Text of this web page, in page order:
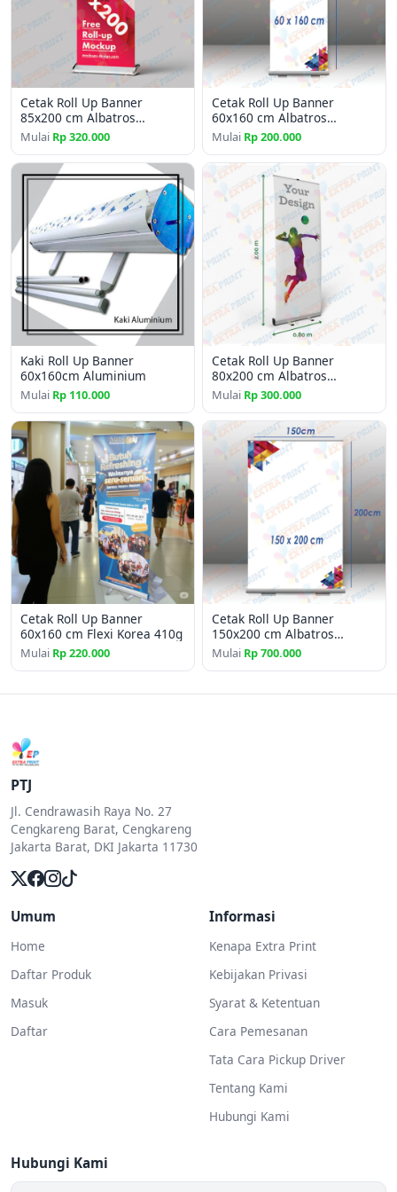
Cetak Roll Up Banner
85x200 cm Albatros
Laminating Matte
Mulai Rp 320.000
Cetak Roll Up Banner
60x160 cm Albatros
Laminating Glossy
Mulai Rp 200.000
Kaki Roll Up Banner
60x160cm Aluminium
Mulai Rp 110.000
Cetak Roll Up Banner
80x200 cm Albatros
Laminating Glossy
Mulai Rp 300.000
Cetak Roll Up Banner
60x160 cm Flexi Korea 410g
Mulai Rp 220.000
Cetak Roll Up Banner
150x200 cm Albatros
Laminating Matte
Mulai Rp 700.000
PTJ
Jl. Cendrawasih Raya No. 27
Cengkareng Barat, Cengkareng
Jakarta Barat, DKI Jakarta 11730
Umum
Home
Daftar Produk
Masuk
Daftar
Informasi
Kenapa Extra Print
Kebijakan Privasi
Syarat & Ketentuan
Cara Pemesanan
Tata Cara Pickup Driver
Tentang Kami
Hubungi Kami
Hubungi Kami